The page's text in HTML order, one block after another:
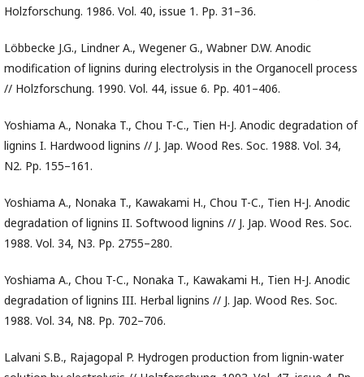
Holzforschung. 1986. Vol. 40, issue 1. Pp. 31–36.
Löbbecke J.G., Lindner A., Wegener G., Wabner D.W. Anodic
modification of lignins during electrolysis in the Organocell process
// Holzforschung. 1990. Vol. 44, issue 6. Pp. 401–406.
Yoshiama A., Nonaka T., Chou T-C., Tien H-J. Anodic degradation of
lignins I. Hardwood lignins // J. Jap. Wood Res. Soc. 1988. Vol. 34,
N2. Pp. 155–161.
Yoshiama A., Nonaka T., Kawakami H., Chou T-C., Tien H-J. Anodic
degradation of lignins II. Softwood lignins // J. Jap. Wood Res. Soc.
1988. Vol. 34, N3. Pp. 2755–280.
Yoshiama A., Chou T-C., Nonaka T., Kawakami H., Tien H-J. Anodic
degradation of lignins III. Herbal lignins // J. Jap. Wood Res. Soc.
1988. Vol. 34, N8. Pp. 702–706.
Lalvani S.B., Rajagopal P. Hydrogen production from lignin-water